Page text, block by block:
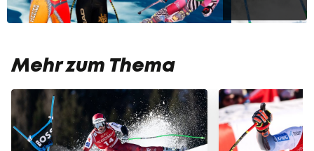
Mehr zum Thema